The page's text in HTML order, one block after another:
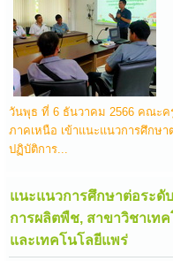
วันพุธ ที่ 6 ธันวาคม 2566 คณะค
ภาคเหนือ เข้าแนะแนวการศึกษ
ปฏิบัติการ...
แนะแนวการศึกษาต่อระดั
การผลิตพืช, สาขาวิชาเท
และเทคโนโลยีแพร่